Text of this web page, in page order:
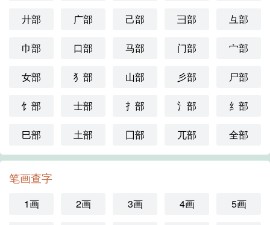
廾部 广部 己部 彐部 彑部
巾部 口部 马部 门部 宀部
女部 犭部 山部 彡部 尸部
饣部 士部 扌部 氵部 纟部
巳部 土部 囗部 兀部 全部
笔画查字
1画 2画 3画 4画 5画